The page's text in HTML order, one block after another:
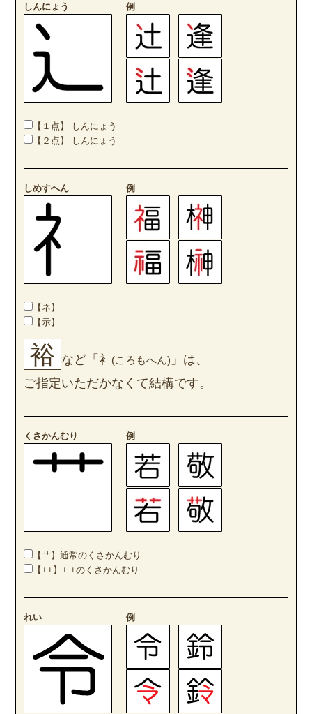
しんにょう 例
【１点】 しんにょう
【２点】 しんにょう
しめすへん 例
【ネ】
【示】
裕 など「衤 (ころもへん) 」は、
ご指定いただかなくて結構です。
くさかんむり 例
【艹】通常のくさかんむり
【++】+ +のくさかんむり
れい 例